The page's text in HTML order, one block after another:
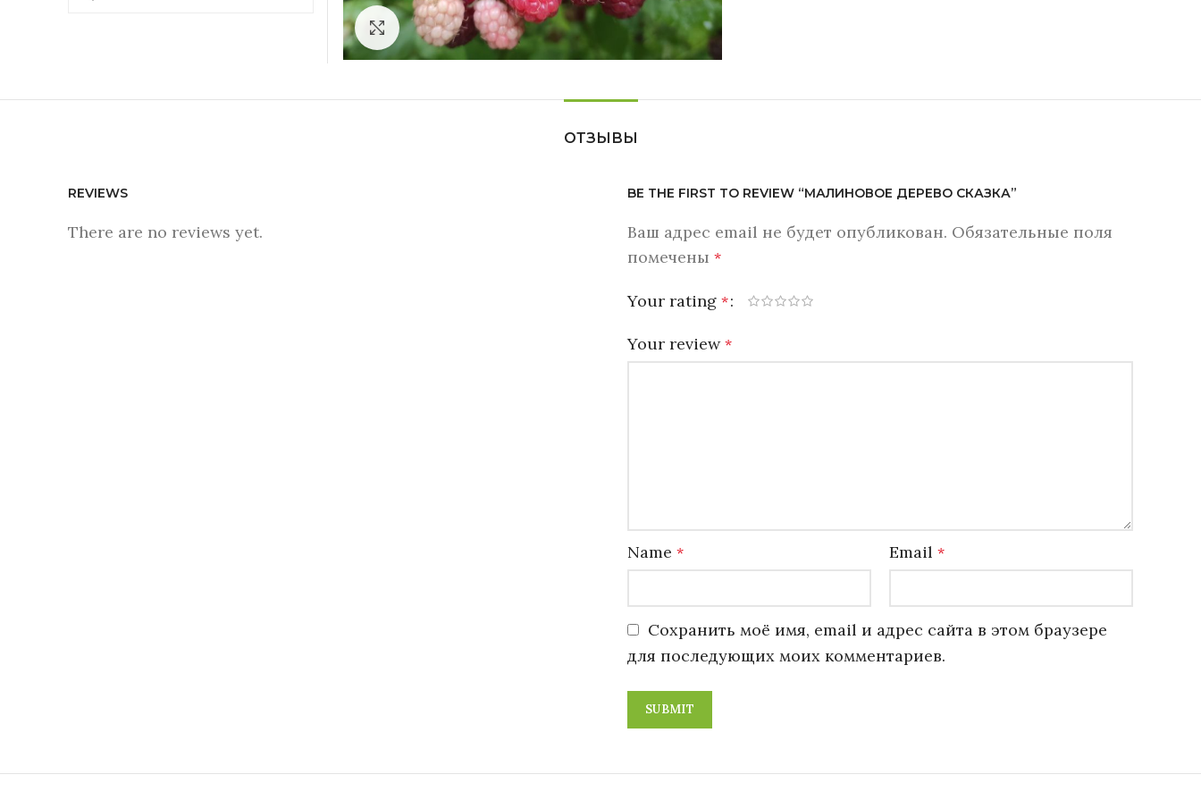
Увеличить
ОТЗЫВЫ
REVIEWS
There are no reviews yet.
BE THE FIRST TO REVIEW “МАЛИНОВОЕ ДЕРЕВО СКАЗКА”
Ваш адрес email не будет опубликован. Обязательные поля
помечены *
Your rating *
Your review *
Name * Email *
Сохранить моё имя, email и адрес сайта в этом браузере
для последующих моих комментариев.